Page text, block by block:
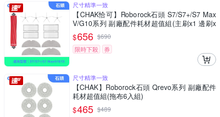
尺寸精準一致
【CHAK恰可】Roborock石頭 S7/S7+/S7 Max
V/G10系列 副廠配件耗材超值組(主刷x1 邊刷x
4 濾網x4 拖布x4)
$656 $690
限時下殺
券
尺寸精準一致
【CHAK】Roborock石頭 Qrevo系列 副廠配件
耗材超值組(拖布6入組)
$465 $489